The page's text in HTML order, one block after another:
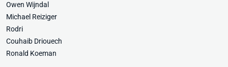
Owen Wijndal
Michael Reiziger
Rodri
Couhaib Driouech
Ronald Koeman